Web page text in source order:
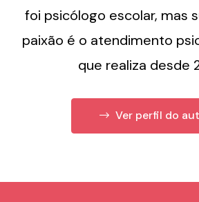
foi psicólogo escolar, mas
paixão é o atendimento
que realiza desde
Ver perfil do